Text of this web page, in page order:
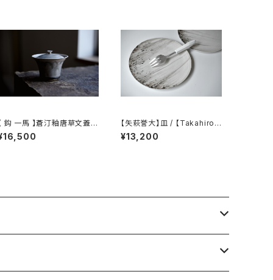
【 鈎 一馬 】蒼汀釉唐草文蓋碗
】Gaiw
【矢萩誉大】皿 / 【Takahiro Y
ahagi】plate
¥13,200